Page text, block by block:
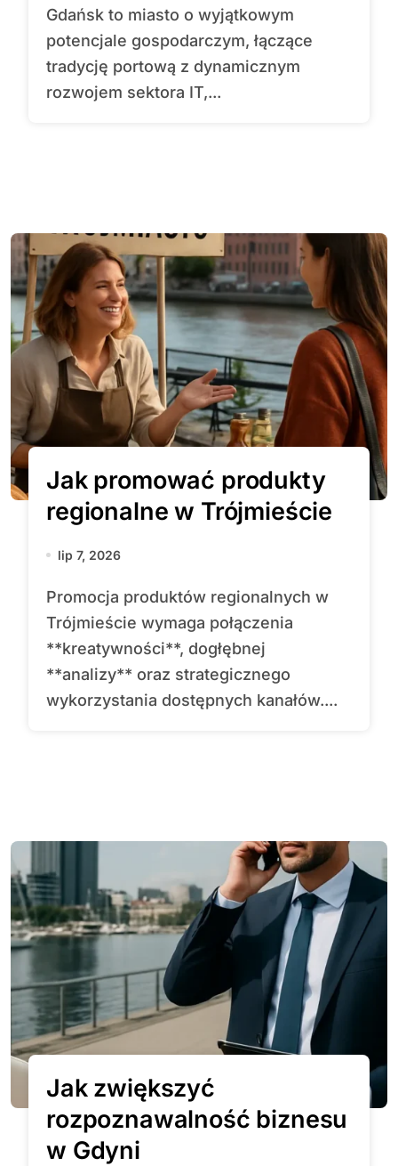
Gdańsk to miasto o wyjątkowym
potencjale gospodarczym, łączące
tradycję portową z dynamicznym
rozwojem sektora IT,...
Jak promować produkty
regionalne w Trójmieście
lip 7, 2026
Promocja produktów regionalnych w
Trójmieście wymaga połączenia
**kreatywności**, dogłębnej
**analizy** oraz strategicznego
wykorzystania dostępnych kanałów....
Jak zwiększyć
rozpoznawalność biznesu
w Gdyni